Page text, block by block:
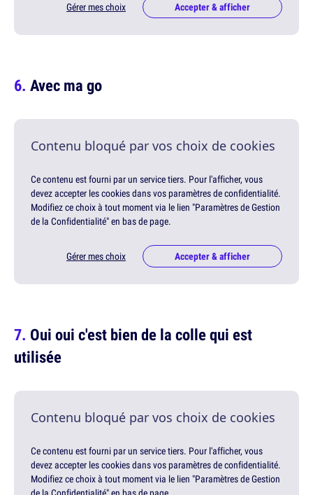
Gérer mes choix Accepter & afficher
Avec ma go
Contenu bloqué par vos choix de cookies
Ce contenu est fourni par un service tiers. Pour l'afficher, vous
devez accepter les cookies dans vos paramètres de confidentialité.
Modifiez ce choix à tout moment via le lien "Paramètres de Gestion
de la Confidentialité" en bas de page.
Gérer mes choix Accepter & afficher
Oui oui c'est bien de la colle qui est
utilisée
Contenu bloqué par vos choix de cookies
Ce contenu est fourni par un service tiers. Pour l'afficher, vous
devez accepter les cookies dans vos paramètres de confidentialité.
Modifiez ce choix à tout moment via le lien "Paramètres de Gestion